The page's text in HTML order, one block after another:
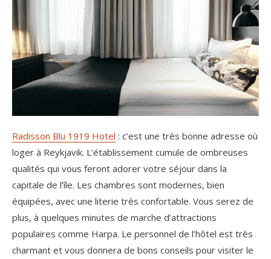
Radisson Blu 1919 Hotel : c’est une très bonne adresse où
loger à Reykjavik. L’établissement cumule de ombreuses
qualités qui vous feront adorer votre séjour dans la
capitale de l’île. Les chambres sont modernes, bien
équipées, avec une literie très confortable. Vous serez de
plus, à quelques minutes de marche d’attractions
populaires comme Harpa. Le personnel de l’hôtel est très
charmant et vous donnera de bons conseils pour visiter le